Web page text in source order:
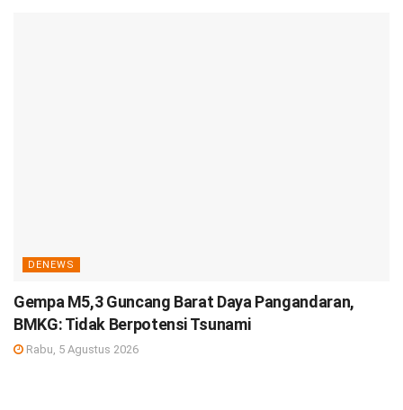
DENEWS
Gempa M5,3 Guncang Barat Daya Pangandaran,
BMKG: Tidak Berpotensi Tsunami
Rabu, 5 Agustus 2026